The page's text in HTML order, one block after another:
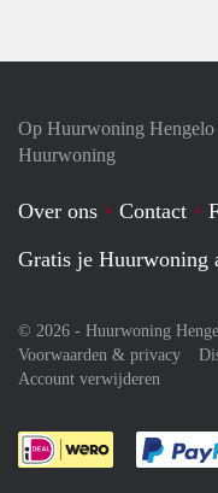
Op Huurwoning
Huurwoning
Over ons Contact
Gratis je Huurwoning
© 2026 - Huurwoning
Voorwaarden & privacy
Account verwijderen